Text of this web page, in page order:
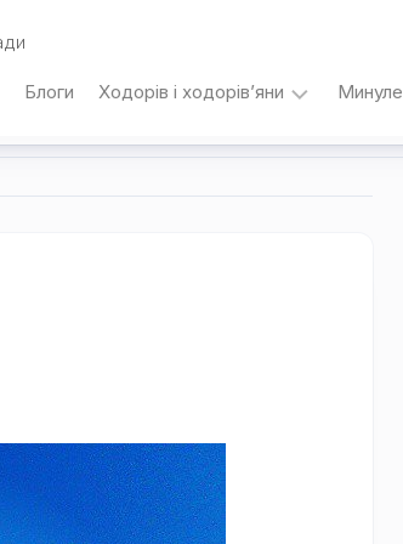
Блоги Ходорів і ходорів’яни
під
з
приводу…
Уродженці
Минуле